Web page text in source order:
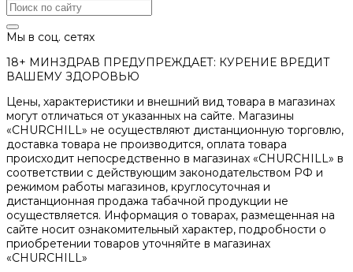
Мы в соц. сетях
18+ МИНЗДРАВ ПРЕДУПРЕЖДАЕТ: КУРЕНИЕ ВРЕДИТ
ВАШЕМУ ЗДОРОВЬЮ
Цены, характеристики и внешний вид товара в магазинах
могут отличаться от указанных на сайте. Магазины
«CHURCHILL» не осуществляют дистанционную торговлю,
доставка товара не производится, оплата товара
происходит непосредственно в магазинах «CHURCHILL» в
соответствии с действующим законодательством РФ и
режимом работы магазинов, круглосуточная и
дистанционная продажа табачной продукции не
осуществляется. Информация о товарах, размещенная на
сайте носит ознакомительный характер, подробности о
приобретении товаров уточняйте в магазинах
«CHURCHILL»